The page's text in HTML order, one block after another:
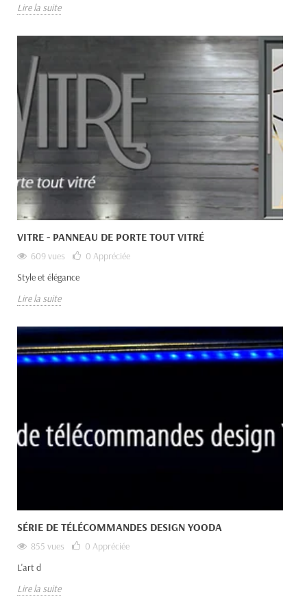
Lire la suite
VITRE - PANNEAU DE PORTE TOUT VITRÉ
609 vues 0 Appréciée
Style et élégance
Lire la suite
SÉRIE DE TÉLÉCOMMANDES DESIGN YOODA
855 vues 0 Appréciée
L'art d
Lire la suite